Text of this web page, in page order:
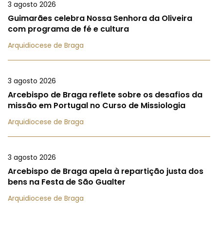
3 agosto 2026
Guimarães celebra Nossa Senhora da Oliveira
com programa de fé e cultura
Arquidiocese de Braga
3 agosto 2026
Arcebispo de Braga reflete sobre os desafios da
missão em Portugal no Curso de Missiologia
Arquidiocese de Braga
3 agosto 2026
Arcebispo de Braga apela à repartição justa dos
bens na Festa de São Gualter
Arquidiocese de Braga